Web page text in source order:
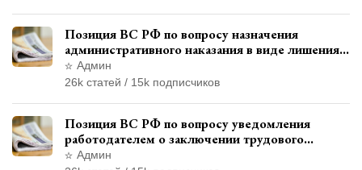
Позиция ВС РФ по вопросу назначения
административного наказания в виде лишения
права управления транспортными средствами
Админ
26k статей / 15k подписчиков
Позиция ВС РФ по вопросу уведомления
работодателем о заключении трудового
договора с бывшим государственным
Админ